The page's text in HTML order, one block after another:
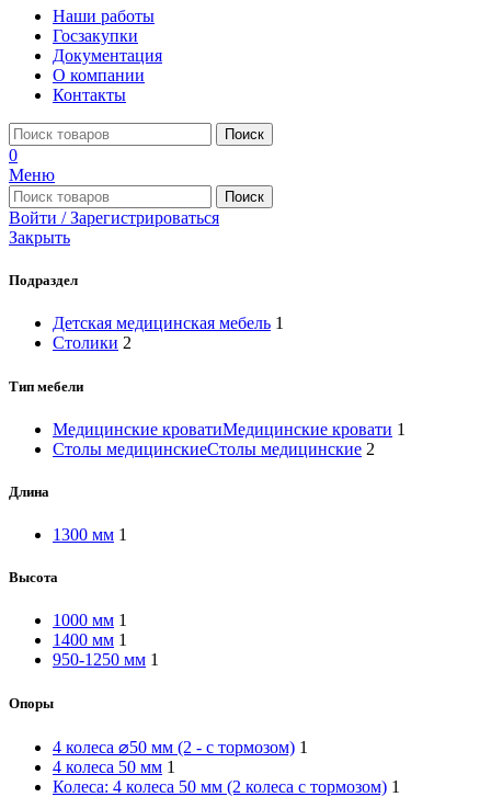
Наши работы
Госзакупки
Документация
О компании
Контакты
Поиск
0
Меню
Поиск
Войти / Зарегистрироваться
Закрыть
Подраздел
Детская медицинская мебель 1
Столики 2
Тип мебели
Медицинские кроватиМедицинские кровати 1
Столы медицинскиеСтолы медицинские 2
Длина
1300 мм 1
Высота
1000 мм 1
1400 мм 1
950-1250 мм 1
Опоры
4 колеса ⌀50 мм (2 - с тормозом) 1
4 колеса 50 мм 1
Колеса: 4 колеса 50 мм (2 колеса с тормозом) 1